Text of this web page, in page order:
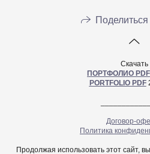
Скачать
ПОРТФОЛИО PDF
PORTFOLIO PDF
Договор-
Политика
Продолжая использовать этот сайт,